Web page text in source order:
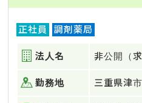
正社員 調剤薬局
法人名 非公開（
勤務地 三重県津市